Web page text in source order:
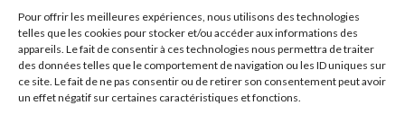
Pour offrir les meilleures expériences, nous utilisons des technologies
telles que les cookies pour stocker et/ou accéder aux informations des
appareils. Le fait de consentir à ces technologies nous permettra de traiter
des données telles que le comportement de navigation ou les ID uniques sur
ce site. Le fait de ne pas consentir ou de retirer son consentement peut avoir
un effet négatif sur certaines caractéristiques et fonctions.
JE M'ABONNE